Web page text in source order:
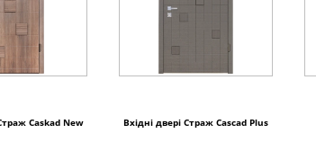
Caskad New Вхідні двері Страж Cascad Plus